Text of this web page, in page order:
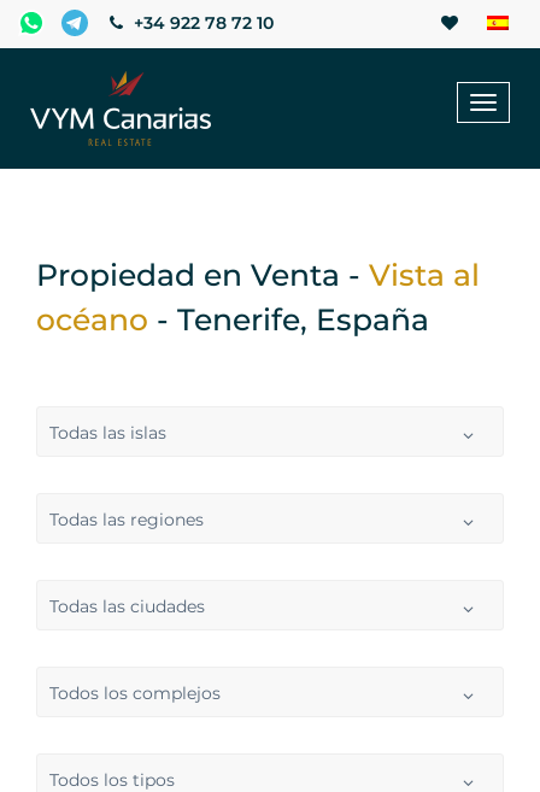
+34 922 78 72 10
Propiedad en Venta - Vista al
océano - Tenerife, España
Todas las islas
Todas las regiones
Todas las ciudades
Todos los complejos
Todos los tipos